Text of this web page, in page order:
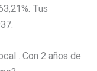
Tus
. Con 2 años de